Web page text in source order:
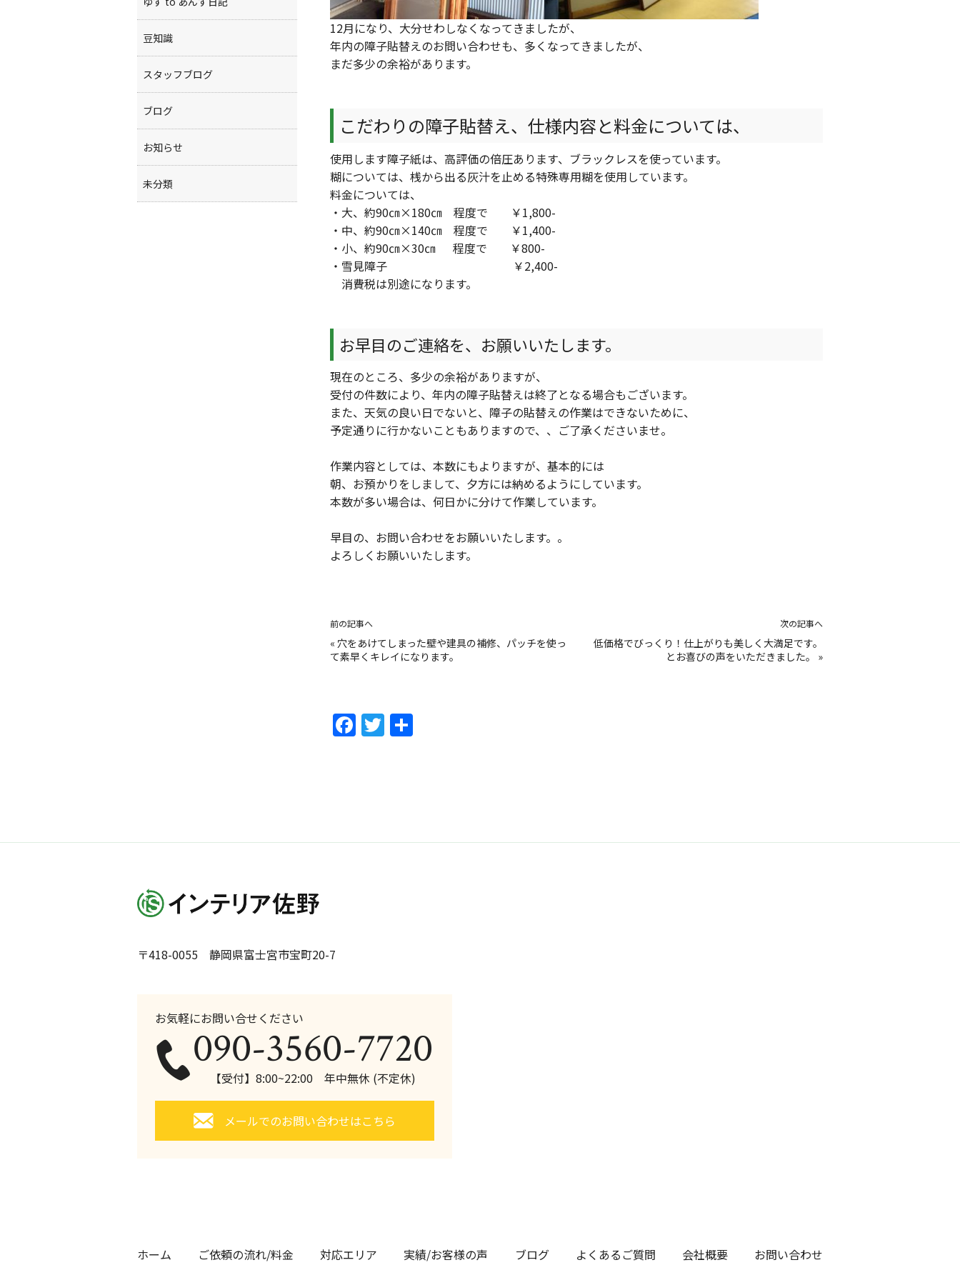
12月になり、大分せわしなくなってきましたが、
年内の障子貼替えのお問い合わせも、多くなってきましたが、
まだ多少の余裕があります。
こだわりの障子貼替え、仕様内容と料金については、
使用します障子紙は、高評価の倍圧あります、ブラックレスを使っています。
糊については、桟から出る灰汁を止める特殊専用糊を使用しています。
料金については、
・大、約90㎝×180㎝ 程度で ￥1,800-
・中、約90㎝×140㎝ 程度で ￥1,400-
・小、約90㎝×30㎝ 程度で ￥800-
・雪見障子 ￥2,400-
消費税は別途になります。
お早目のご連絡を、お願いいたします。
現在のところ、多少の余裕がありますが、
受付の件数により、年内の障子貼替えは終了となる場合もございます。
また、天気の良い日でないと、障子の貼替えの作業はできないために、
予定通りに行かないこともありますので、、ご了承くださいませ。
作業内容としては、本数にもよりますが、基本的には
朝、お預かりをしまして、夕方には納めるようにしています。
本数が多い場合は、何日かに分けて作業しています。
早目の、お問い合わせをお願いいたします。。
よろしくお願いいたします。
前の記事へ
« 穴をあけてしまった壁や建具の補修、パッチを使っ
て素早くキレイになります。
次の記事へ
低価格でびっくり！仕上がりも美しく大満足です。
とお喜びの声をいただきました。
»
F
o
T
豆知識
スタッフブログ
ブログ
お知らせ
未分類
〒418-0055 静岡県富士宮市宝町20-7
お気軽にお問い合せください
090-3560-7720
【受付】8:00~22:00 年中無休 (不定休)
メールでのお問い合わせはこちら
ホーム ご依頼の流れ/料金 対応エリア 実績/お客様の声 ブログ よくあるご質問 会社概要 お問い合わせ